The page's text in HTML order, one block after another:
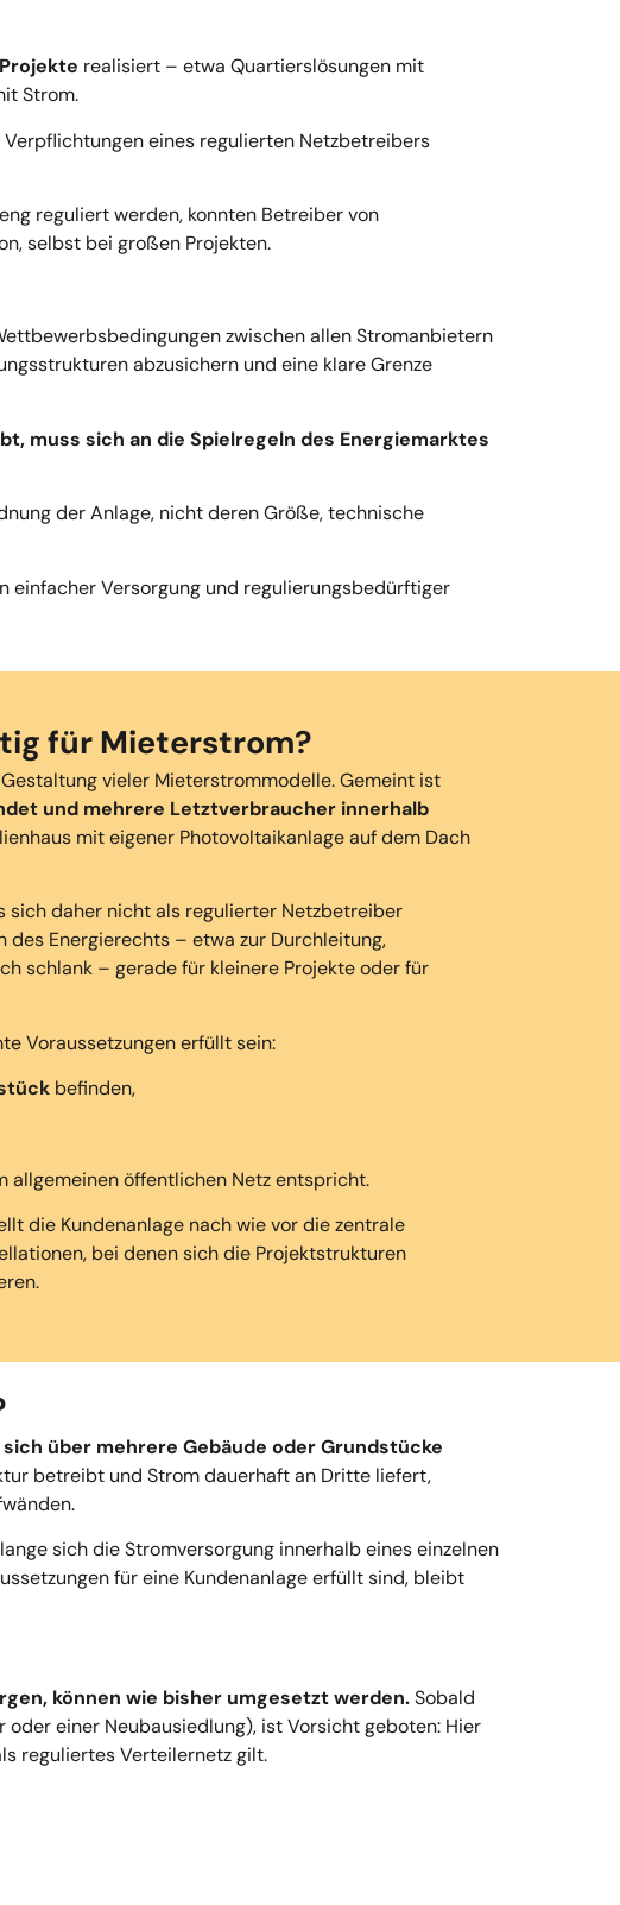
realisiert – etwa Quartierslösungen mit
Strom.
eines regulierten Netzbetreibers
reguliert werden, konnten Betreiber von
selbst bei großen Projekten.
zwischen allen Stromanbietern
abzusichern und eine klare Grenze
muss sich an die Spielregeln des Energiemarktes
der Anlage, nicht deren Größe, technische
einfacher Versorgung und regulierungsbedürftiger
für Mieterstrom?
vieler Mieterstrommodelle. Gemeint ist
und mehrere Letztverbraucher innerhalb
mit eigener Photovoltaikanlage auf dem Dach
sich daher nicht als regulierter Netzbetreiber
Energierechts – etwa zur Durchleitung,
schlank – gerade für kleinere Projekte oder für
Voraussetzungen erfüllt sein:
befinden,
allgemeinen öffentlichen Netz entspricht.
die Kundenanlage nach wie vor die zentrale
bei denen sich die Projektstrukturen
über mehrere Gebäude oder Grundstücke
betreibt und Strom dauerhaft an Dritte liefert,
sich die Stromversorgung innerhalb eines einzelnen
für eine Kundenanlage erfüllt sind, bleibt
können wie bisher umgesetzt werden.Sobald
einer Neubausiedlung), ist Vorsicht geboten: Hier
reguliertes Verteilernetz gilt.